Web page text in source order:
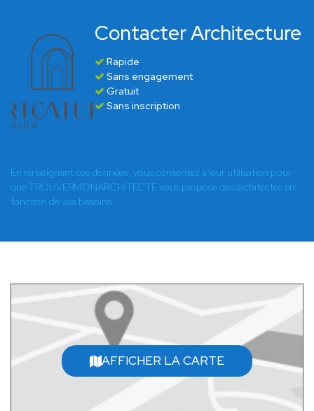
Contacter Architecture
Rapide
Sans engagement
Gratuit
Sans inscription
En renseignant ces données, vous consentez à leur utilisation pour
que TROUVERMONARCHITECTE vous propose des architectes en
fonction de vos besoins.
AFFICHER LA CARTE